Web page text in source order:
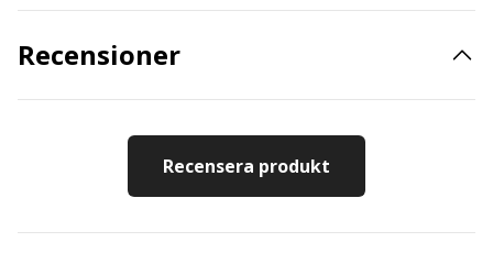
Recensioner
Recensera produkt